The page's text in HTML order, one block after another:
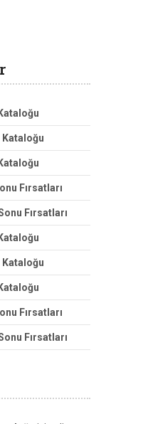
Kataloğu
Fırsatları
Fırsatları
Kataloğu
Fırsatları
Fırsatları